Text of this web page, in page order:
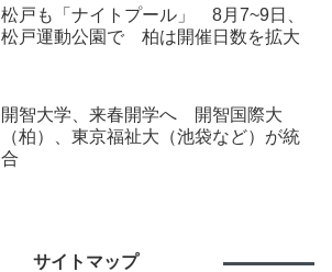
松戸も「ナイトプール」 8月7~9日、
松戸運動公園で 柏は開催日数を拡大
開智大学、来春開学へ 開智国際大
（柏）、東京福祉大（池袋など）が統
合
サイトマップ